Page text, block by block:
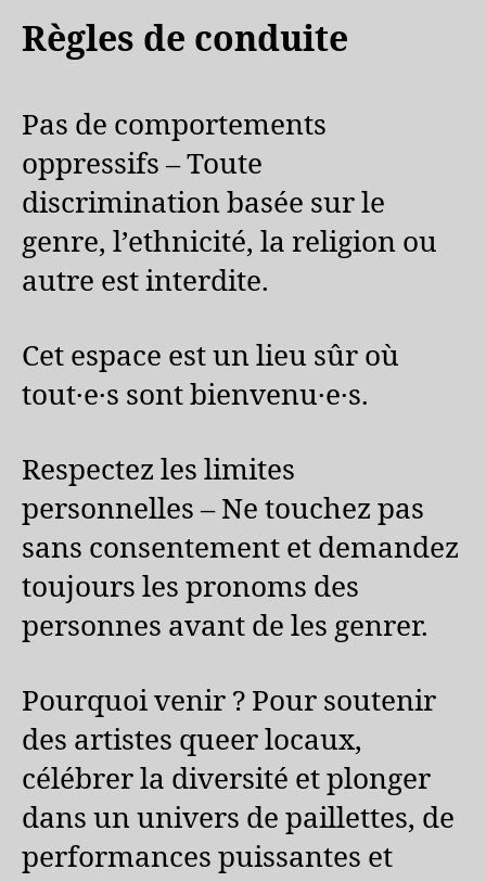
Règles de conduite
Pas de comportements
oppressifs – Toute
discrimination basée sur le
genre, l’ethnicité, la religion ou
autre est interdite.
Cet espace est un lieu sûr où
tout·e·s sont bienvenu·e·s.
Respectez les limites
personnelles – Ne touchez pas
sans consentement et demandez
toujours les pronoms des
personnes avant de les genrer.
Pourquoi venir ? Pour soutenir
des artistes queer locaux,
célébrer la diversité et plonger
dans un univers de paillettes, de
performances puissantes et